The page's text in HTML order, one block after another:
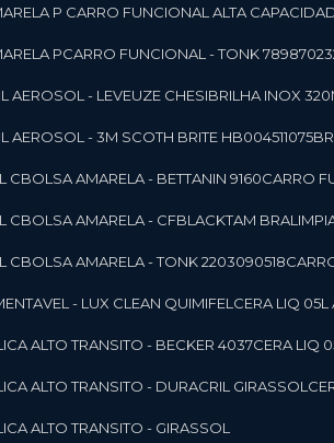
P CARRO FUNCIONAL ALTA
PCARRO FUNCIONAL - TONK
AEROSOL - LEVEUZE CHESI BRILHA INOX
AEROSOL - 3M SCOTH BRITE HB004511075
CBOLSA AMARELA - BETTANIN 9160 CARRO
CBOLSA AMARELA - CFBLACKTAM
CBOLSA AMARELA - TONK 2203090518
- LUX CLEAN QUIMIFEL CERA LIQ
ALTO TRANSITO - BECKER 4037 CERA LIQ
ALTO TRANSITO - DURACRIL GIRASSOL
ALTO TRANSITO - GIRASSOL